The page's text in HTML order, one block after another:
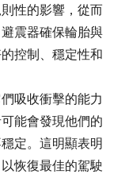
性的影響，從而
震器確保輪胎與
控制、穩定性和
吸收衝擊的能力
能會發現他們的
定。這明顯表明
恢復最佳的駕駛